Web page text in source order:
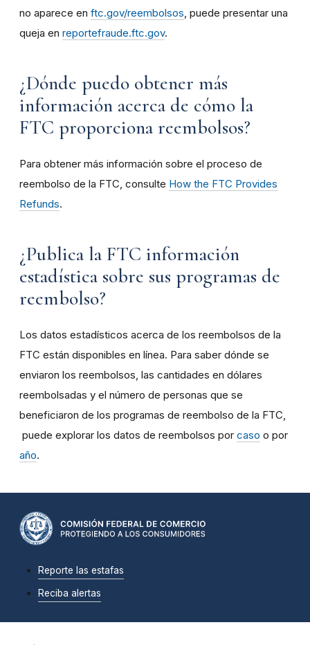
no aparece en ftc.gov/reembolsos, puede presentar una
queja en reportefraude.ftc.gov.
¿Dónde puedo obtener más
información acerca de cómo la
FTC proporciona reembolsos?
Para obtener más información sobre el proceso de
reembolso de la FTC, consulte How the FTC Provides
Refunds.
¿Publica la FTC información
estadística sobre sus programas de
reembolso?
Los datos estadísticos acerca de los reembolsos de la
FTC están disponibles en línea. Para saber dónde se
enviaron los reembolsos, las cantidades en dólares
reembolsadas y el número de personas que se
beneficiaron de los programas de reembolso de la FTC,
puede explorar los datos de reembolsos por caso o por
año.
Reporte las estafas
Reciba alertas